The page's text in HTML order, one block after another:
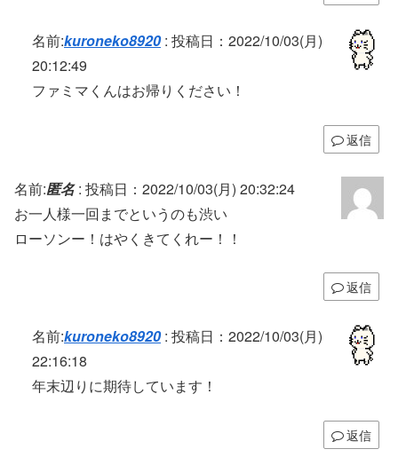
名前:kuroneko8920: 投稿日：2022/10/03(月)
20:12:49
ファミマくんはお帰りください！
返信
名前:匿名: 投稿日：2022/10/03(月) 20:32:24
お一人様一回までというのも渋い
ローソンー！はやくきてくれー！！
返信
名前:kuroneko8920: 投稿日：2022/10/03(月)
22:16:18
年末辺りに期待しています！
返信